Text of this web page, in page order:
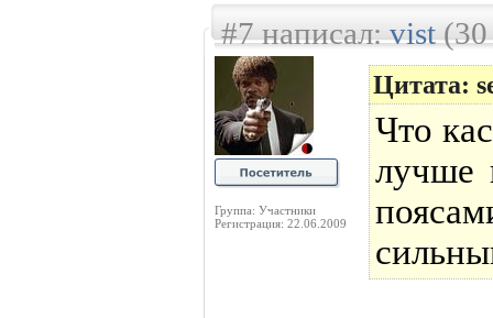
#7 написал:vist(30
Группа: Участники
Регистрация: 22.06.2009
Цитата:
Что
лучше